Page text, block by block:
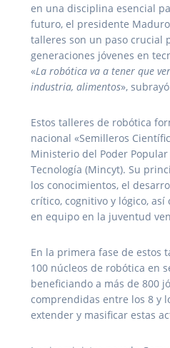
en una disciplina esencial
futuro, el presidente
talleres son un paso crucial
generaciones jóvenes en
«La robótica va a tener que
industria, alimentos»,
Estos talleres de robótica
nacional «Semilleros
Ministerio del Poder
Tecnología (Mincyt). Su
los conocimientos, el
crítico, cognitivo y lógico,
en equipo en la juventud
En la primera fase de estos
100 núcleos de robótica en
beneficiando a más de 800
comprendidas entre los 8 y
extender y masificar estas